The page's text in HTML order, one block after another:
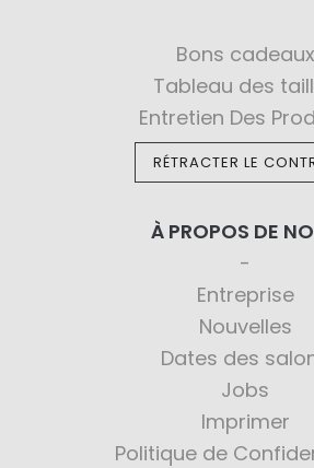
Bons cadeaux
Tableau des
Entretien Des
RÉTRACTER LE
À PROPOS DE
Entreprise
Nouvelles
Dates des
Jobs
Imprimer
Politique de